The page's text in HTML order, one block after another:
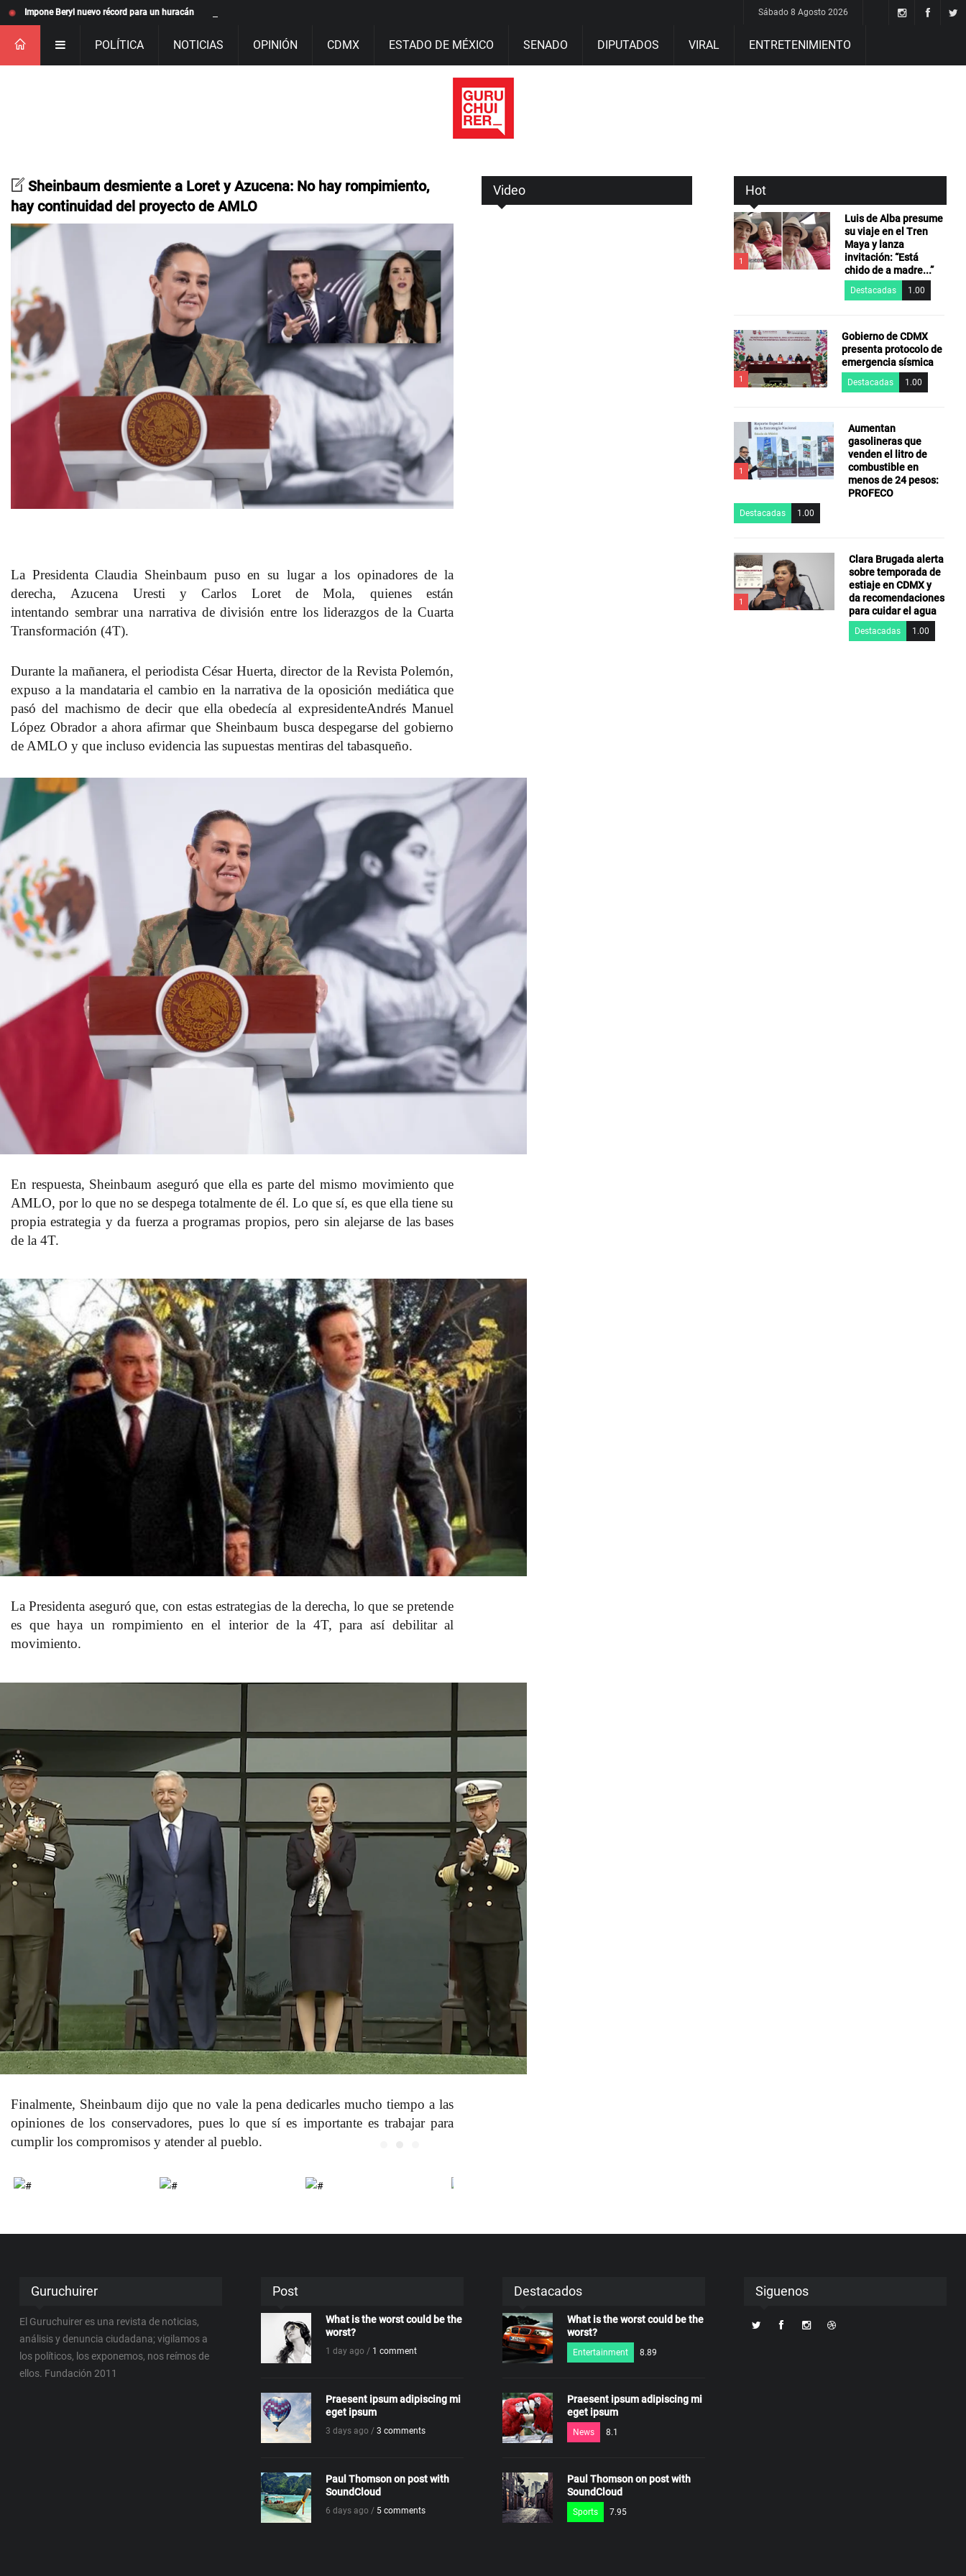
Impone Beryl nuevo récord para un huracán Sábado 8 Agosto 2026
POLÍTICA NOTICIAS OPINIÓN CDMX ESTADO DE MÉXICO SENADO DIPUTADOS VIRAL ENTRETENIMIENTO
Sheinbaum desmiente a Loret y Azucena: No hay rompimiento,
hay continuidad del proyecto de AMLO
La PresidentaClaudia Sheinbaum puso en su lugar a los opinadores de la
derecha, Azucena Uresti y Carlos Loret de Mola, quienes están
intentando sembrar una narrativa de división entre los liderazgos de la Cuarta
Transformación (4T).
Durante la mañanera, el periodistaCésar Huerta, director de la Revista Polemón,
expuso a la mandataria el cambio en la narrativa de la oposición mediática que
pasó del machismo de decir que ella obedecía al expresidenteAndrés Manuel
López Obradora ahora afirmar que Sheinbaum busca despegarse del gobierno
de AMLO y que incluso evidencia las supuestas mentiras del tabasqueño.
En respuesta, Sheinbaum aseguró que ella es parte del mismo movimiento que
AMLO, por lo que no se despega totalmente de él. Lo que sí, es que ella tiene su
propia estrategia y da fuerza a programas propios, pero sin alejarse de las bases
de la 4T.
La Presidenta aseguró que, con estas estrategias de la derecha, lo que se pretende
es que haya un rompimiento en el interior de la 4T, para así debilitar al
movimiento.
Finalmente, Sheinbaum dijo queno vale la pena dedicarles mucho tiempo a las
opiniones de los conservadores, pues lo que síes importante es trabajar para
cumplir los compromisos y atender al pueblo.
Video Hot
1
Luis de Alba presume
su viaje en el Tren
Maya y lanza
invitación: “Está
chido de a madre...”
Destacadas 1.00
1
Gobierno de CDMX
presenta protocolo de
emergencia sísmica
Destacadas 1.00
1
Aumentan
gasolineras que
venden el litro de
combustible en
menos de 24 pesos:
PROFECO
Destacadas 1.00
1
Clara Brugada alerta
sobre temporada de
estiaje en CDMX y
da recomendaciones
para cuidar el agua
Destacadas 1.00
Guruchuirer
El Guruchuirer es una revista de noticias,
análisis y denuncia ciudadana; vigilamos a
los políticos, los exponemos, nos reímos de
ellos. Fundación 2011
Post
What is the worst could be the
worst?
1 day ago / 1 comment
Praesent ipsum adipiscing mi
eget ipsum
3 days ago / 3 comments
Paul Thomson on post with
SoundCloud
6 days ago / 5 comments
Destacados
What is the worst could be the
worst?
Entertainment 8.89
Praesent ipsum adipiscing mi
eget ipsum
News 8.1
Paul Thomson on post with
SoundCloud
Sports 7.95
Siguenos